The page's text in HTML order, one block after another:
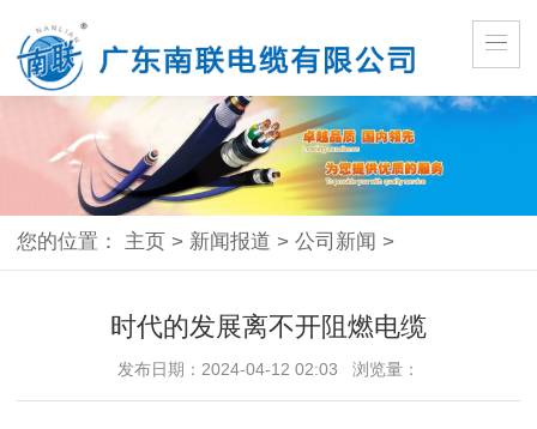
您的位置： 主页 > 新闻报道 > 公司新闻 >
时代的发展离不开阻燃电缆
发布日期：2024-04-12 02:03 浏览量：